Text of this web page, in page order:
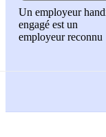
Un employeur
engagé est un
employeur reconnu